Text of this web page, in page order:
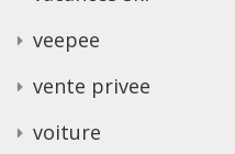
veepee
vente privee
voiture